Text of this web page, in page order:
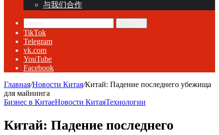
与我们合作
TikTok
Telegram
vk.com
YouTube
Facebook
Главная/Новости Китая/Китай: Падение последнего убежища
для майнинга
Бизнес в КитаеНовости КитаяТехнологии
Китай: Падение последнего